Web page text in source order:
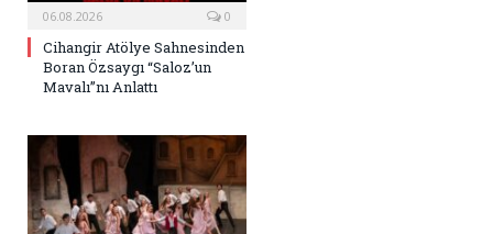
06.08.2026 0
Cihangir Atölye Sahnesinden
Boran Özsaygı “Saloz’un
Mavalı”nı Anlattı